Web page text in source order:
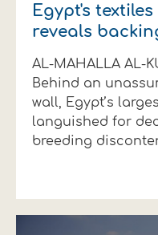
Egypt's
reveals
AL-MAHALLA AL-
Behind an
wall, Egypt’s
languished for
breeding